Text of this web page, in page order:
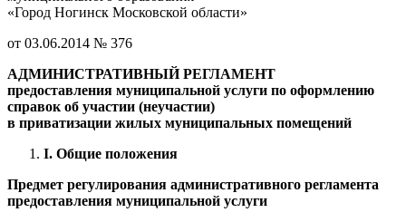
«Город Ногинск Московской области»
от 03.06.2014 № 376
АДМИНИСТРАТИВНЫЙ РЕГЛАМЕНТ
предоставления муниципальной услуги по оформлению
справок об участии (неучастии)
в приватизации жилых муниципальных помещений
I. Общие положения
Предмет регулирования административного регламента
предоставления муниципальной услуги